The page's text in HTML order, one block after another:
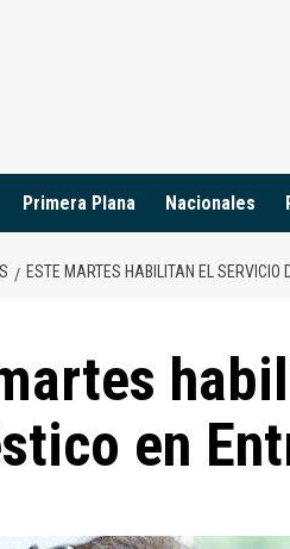
Primera Plana Nacionales
ESTE MARTES HABILITAN EL SERVICIO
en